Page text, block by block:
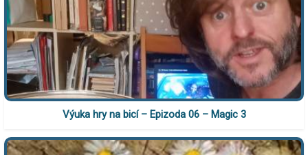
Výuka hry na bicí – Epizoda 06 – Magic 3